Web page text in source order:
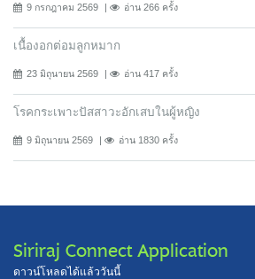
9 กรกฎาคม 2569 อ่าน 266 ครั้ง
เนื้องอกต่อมลูกหมาก
23 มิถุนายน 2569 อ่าน 417 ครั้ง
โรคกระเพาะปัสสาวะอักเสบในผู้หญิง
9 มิถุนายน 2569 อ่าน 1830 ครั้ง
Siriraj Connect Application
ดาวน์โหลดได้แล้ววันนี้